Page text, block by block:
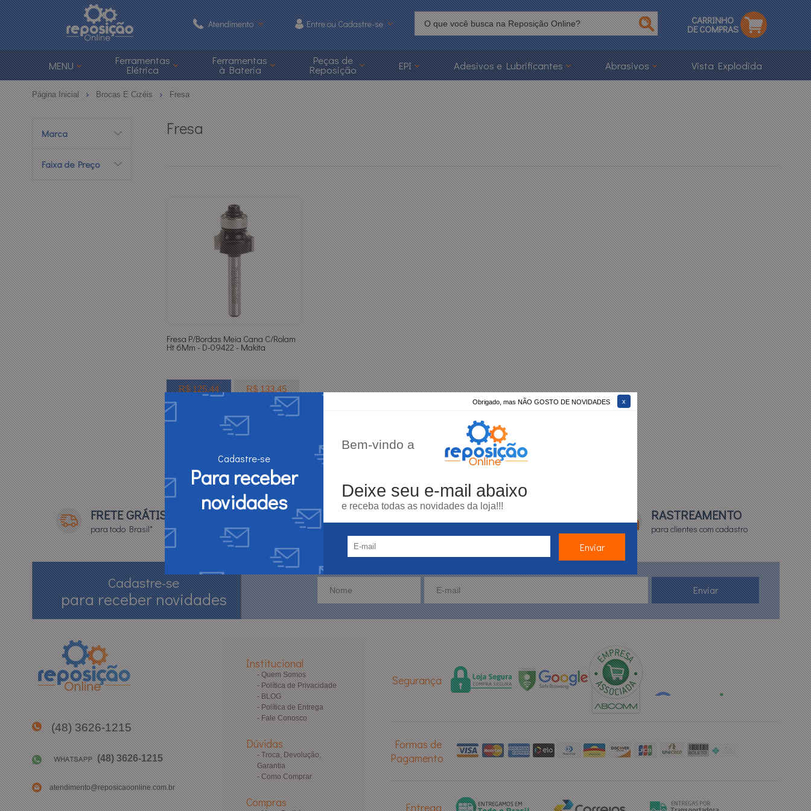
Obrigado, mas NÃO GOSTO DE NOVIDADES
Cadastre-se
Para receber
novidades
Bem-vindo a
Deixe seu e-mail abaixo
e receba todas as novidades da loja!!!
Atendimento
(48) 3626-1215
(48) 3626-1215
atendimento@reposicaoonline.com.br
Central de Ajuda
Entre ou Cadastre-se CARRINHO
DE COMPRAS
MENU Ferramentas
Elétrica
Ferramentas
à Bateria
Peças de
Reposição EPI Adesivos e Lubrificantes Abrasivos Vista Explodida
Página Inicial Brocas E Cizéis Fresa
Marca
Faixa de Preço
Fresa
Fresa P/Bordas Meia Cana C/Rolam
Ht 6Mm - D-09422 - Makita
R$ 125,44 R$ 133,45
VAREJO
FRETE GRÁTIS
para todo Brasil*
3X SEM JUROS
parcela mínima R$ 50,00
10% DESCONTO* RASTREAMENTO
para clientes com cadastro
Cadastre-se
para receber novidades
(48) 3626-1215
(48) 3626-1215
atendimento@reposicaoonline.com.br
Institucional
Quem Somos
Política de Privacidade
BLOG
Política de Entrega
Fale Conosco
Dúvidas
Troca, Devolução,
Garantia
Como Comprar
Compras
Segurança
Formas de
Pagamento
Entrega